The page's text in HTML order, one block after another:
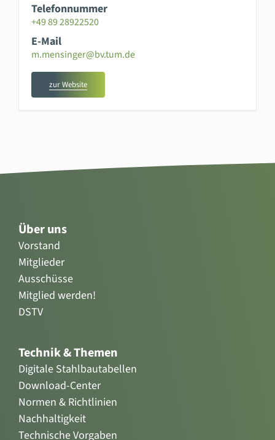
Telefonnummer
+49 89 28922520
E-Mail
m.mensinger@bv.tum.de
zur Website
Über uns
Vorstand
Mitglieder
Ausschüsse
Mitglied werden!
DSTV
Technik & Themen
Digitale Stahlbautabellen
Download-Center
Normen & Richtlinien
Nachhaltigkeit
Technische Vorgaben